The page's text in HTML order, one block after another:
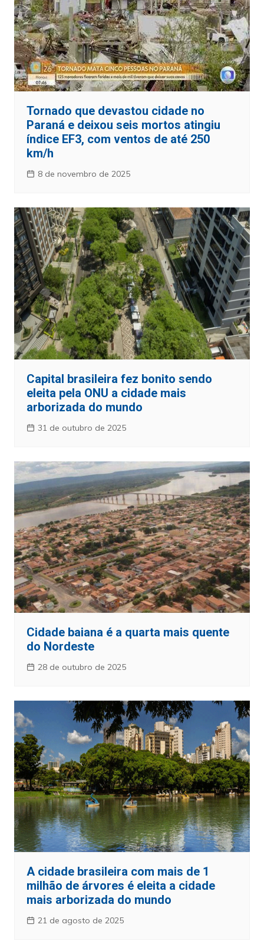
Tornado que devastou cidade no
Paraná e deixou seis mortos atingiu
índice EF3, com ventos de até 250
km/h
8 de novembro de 2025
Capital brasileira fez bonito sendo
eleita pela ONU a cidade mais
arborizada do mundo
31 de outubro de 2025
Cidade baiana é a quarta mais quente
do Nordeste
28 de outubro de 2025
A cidade brasileira com mais de 1
milhão de árvores é eleita a cidade
mais arborizada do mundo
21 de agosto de 2025